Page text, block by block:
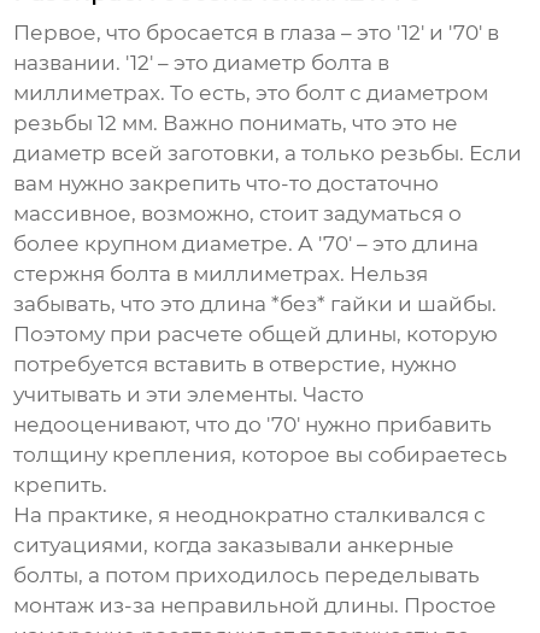
Первое, что бросается в глаза – это '12' и '70' в
названии. '12' – это диаметр болта в
миллиметрах. То есть, это болт с диаметром
резьбы 12 мм. Важно понимать, что это не
диаметр всей заготовки, а только резьбы. Если
вам нужно закрепить что-то достаточно
массивное, возможно, стоит задуматься о
более крупном диаметре. А '70' – это длина
стержня болта в миллиметрах. Нельзя
забывать, что это длина *без* гайки и шайбы.
Поэтому при расчете общей длины, которую
потребуется вставить в отверстие, нужно
учитывать и эти элементы. Часто
недооценивают, что до '70' нужно прибавить
толщину крепления, которое вы собираетесь
крепить.
На практике, я неоднократно сталкивался с
ситуациями, когда заказывали анкерные
болты, а потом приходилось переделывать
монтаж из-за неправильной длины. Простое